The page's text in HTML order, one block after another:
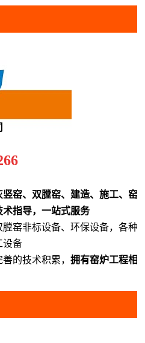
窑、双膛窑、建造、施工、窑
指导，一站式服务
窑非标设备、环保设备，各种
设备
善的技术积累，拥有窑炉工程相